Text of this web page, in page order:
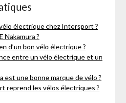
électrique chez Intersport ?
Nakamura ?
d’un bon vélo électrique ?
entre un vélo électrique et un
est une bonne marque de vélo ?
reprend les vélos électriques ?